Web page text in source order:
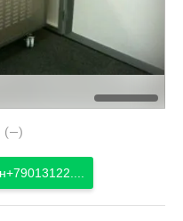
(—)
+79013122....